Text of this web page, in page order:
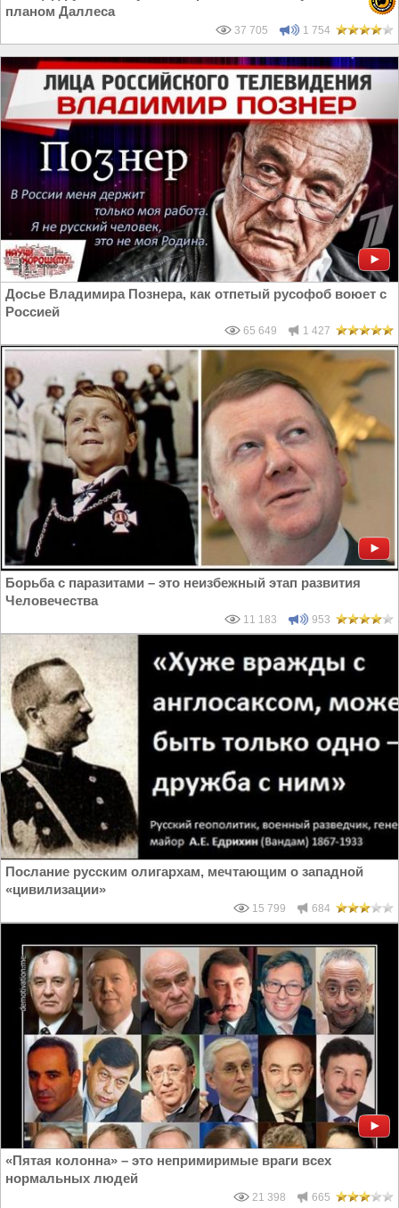
планом Даллеса
37 705 1 754
Досье Владимира Познера, как отпетый русофоб воюет с
Россией
65 649 1 427
Борьба с паразитами – это неизбежный этап развития
Человечества
11 183 953
Послание русским олигархам, мечтающим о западной
«цивилизации»
15 799 684
«Пятая колонна» – это непримиримые враги всех
нормальных людей
21 398 665